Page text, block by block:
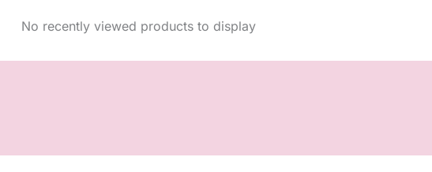
No recently viewed products to display